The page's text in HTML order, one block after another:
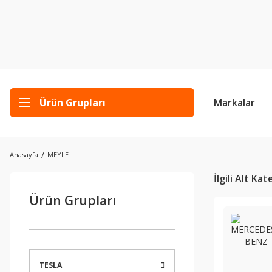
Ürün Grupları Markalar
Anasayfa MEYLE
Ürün Grupları
TESLA
İlgili Alt